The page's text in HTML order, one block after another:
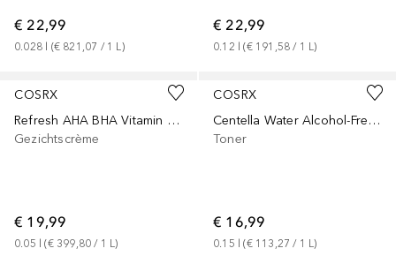
€ 22,99
0.028 (€ 821,07 / 1 L)
€ 22,99
0.12 (€ 191,58 / 1 L)
COSRX
Refresh AHA BHA Vitamin C Daily Cream
Gezichtscrème
€ 19,99
0.05 (€ 399,80 / 1 L)
COSRX
Centella Water Alcohol-Free Toner
Toner
€ 16,99
0.15 (€ 113,27 / 1 L)